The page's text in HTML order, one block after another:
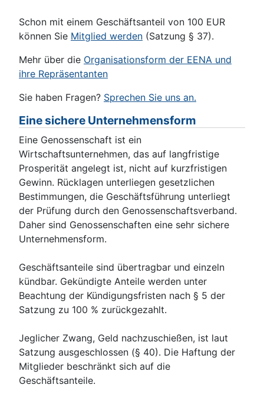
Schon mit einem Geschäftsanteil von 100 EUR
können Sie Mitglied werden (Satzung § 37).
Mehr über die Organisationsform der EENA und
ihre Repräsentanten
Sie haben Fragen? Sprechen Sie uns an.
Eine sichere Unternehmensform
Eine Genossenschaft ist ein
Wirtschaftsunternehmen, das auf langfristige
Prosperität angelegt ist, nicht auf kurzfristigen
Gewinn. Rücklagen unterliegen gesetzlichen
Bestimmungen, die Geschäftsführung unterliegt
der Prüfung durch den Genossenschaftsverband.
Daher sind Genossenschaften eine sehr sichere
Unternehmensform.
Geschäftsanteile sind übertragbar und einzeln
kündbar. Gekündigte Anteile werden unter
Beachtung der Kündigungsfristen nach § 5 der
Satzung zu 100 % zurückgezahlt.
Jeglicher Zwang, Geld nachzuschießen, ist laut
Satzung ausgeschlossen (§ 40). Die Haftung der
Mitglieder beschränkt sich auf die
Geschäftsanteile.